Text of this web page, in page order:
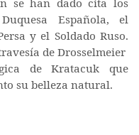
se han dado cita los
Española, el
y el Soldado Ruso.
de Drosselmeier
de Kratacuk que
su belleza natural.